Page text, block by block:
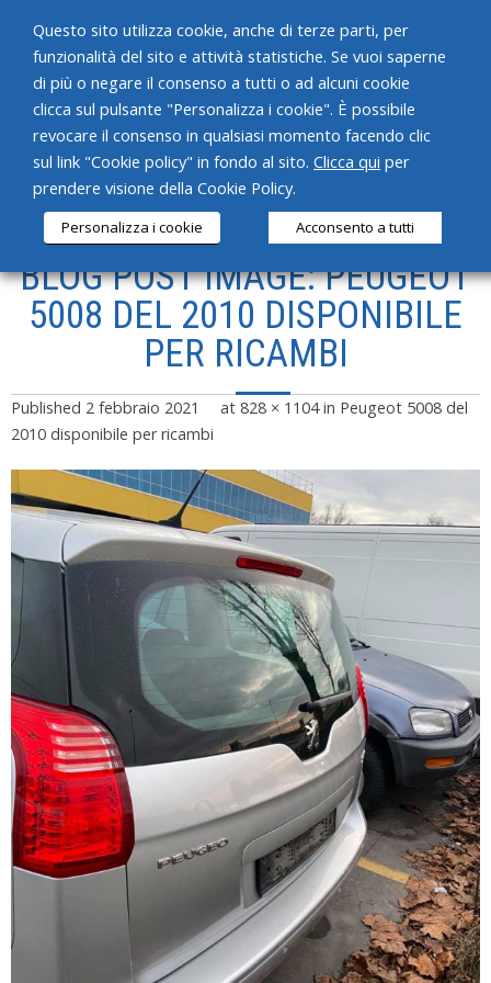
HOME
CHI SIAMO
SERVIZI
PRODOTTI
CONTATTI
BLOG POST IMAGE: PEUGEOT
5008 DEL 2010 DISPONIBILE
PER RICAMBI
Published 2 febbraio 2021 at 828 × 1104in Peugeot 5008 del
2010 disponibile per ricambi
Questo sito utilizza cookie, anche di terze parti, per
funzionalità del sito e attività statistiche. Se vuoi saperne
di più o negare il consenso a tutti o ad alcuni cookie
clicca sul pulsante "Personalizza i cookie". È possibile
revocare il consenso in qualsiasi momento facendo clic
sul link "Cookie policy" in fondo al sito. Clicca qui per
prendere visione della Cookie Policy.
Personalizza i cookie Acconsento a tutti